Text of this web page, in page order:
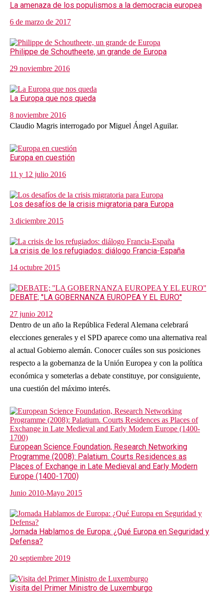
La amenaza de los populismos a la democracia europea
6 de marzo de 2017
Philippe de Schoutheete, un grande de Europa
29 noviembre 2016
La Europa que nos queda
8 noviembre 2016
Claudio Magris interrogado por Miguel Ángel Aguilar.
Europa en cuestión
11 y 12 julio 2016
Los desafíos de la crisis migratoria para Europa
3 diciembre 2015
La crisis de los refugiados: diálogo Francia-España
14 octubre 2015
DEBATE; ''LA GOBERNANZA EUROPEA Y EL EURO''
27 junio 2012
Dentro de un año la República Federal Alemana celebrará
elecciones generales y el SPD aparece como una alternativa real
al actual Gobierno alemán. Conocer cuáles son sus posiciones
respecto a la gobernanza de la Unión Europea y con la política
económica y someterlas a debate constituye, por consiguiente,
una cuestión del máximo interés.
European Science Foundation, Research Networking
Programme (2008): Palatium. Courts Residences as
Places of Exchange in Late Medieval and Early Modern
Europe (1400-1700)
Junio 2010-Mayo 2015
Jornada Hablamos de Europa: ¿Qué Europa en Seguridad y
Defensa?
20 septiembre 2019
Visita del Primer Ministro de Luxemburgo